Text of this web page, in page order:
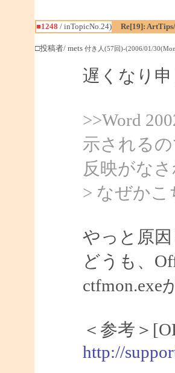
■1248 / inTopicNo.24) Re[19]:
□投稿者/ mets 付き人(57回)-(2006/01/
遅くなり
>>Word
示される
反映がな
> なぜかこ
やっと原
どうも、
ctfmon.exe
＜参考＞
http://